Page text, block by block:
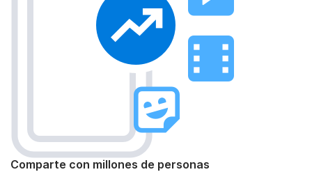
Comparte con millones de personas